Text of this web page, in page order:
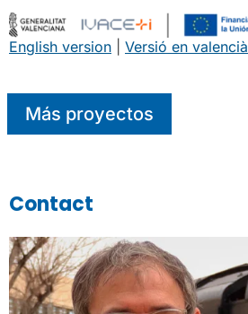
English version Versió en valencià
Más proyectos
Contact